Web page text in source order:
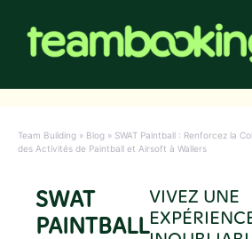
contenu
Team Building » Blog » SWAT Paintball : Renforcez la
des Activités de Paintball et Airsoft à Wallers
SWAT
PAINTBALL
VIVEZ UNE